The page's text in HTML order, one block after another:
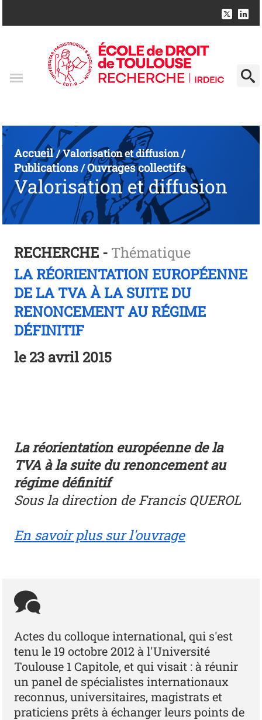
Accueil/Valorisation et diffusion/
Publications/Ouvrages collectifs
Valorisation et diffusion
RECHERCHE - Thématique
LA RÉORIENTATION EUROPÉENNE
DE LA TVA À LA SUITE DU
RENONCEMENT AU RÉGIME
DÉFINITIF
le23 avril 2015
La réorientation européenne de la
TVA à la suite du renoncement au
régime définitif
Sous la direction de Francis QUEROL
En savoir plus sur l'ouvrage
Actes du colloque international, qui s'est
tenu le 19 octobre 2012 à l'Université
Toulouse 1 Capitole, et qui visait : à réunir
un panel de spécialistes internationaux
reconnus, universitaires, magistrats et
praticiens prêts à échanger leurs points de